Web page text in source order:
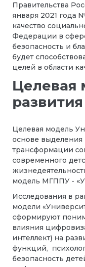
Правительства
января 2021 года
качество
Федерации в
безопасность и
будет
целей в области
Целевая
Целевая модель
основе выделения
трансформации
современного
модель МГППУ -
Исследования в
модели
сформируют
влияния
интеллект) на
функций,
безопасность